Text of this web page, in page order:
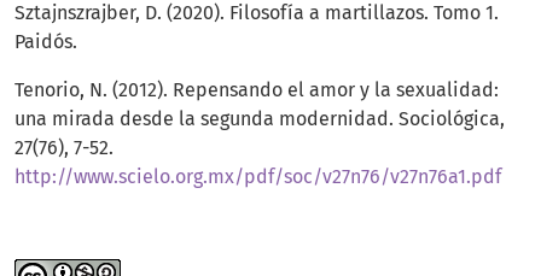
Sztajnszrajber, D. (2020). Filosofía a martillazos. Tomo 1.
Paidós.
Tenorio, N. (2012). Repensando el amor y la sexualidad:
una mirada desde la segunda modernidad. Sociológica,
27(76), 7-52.
http://www.scielo.org.mx/pdf/soc/v27n76/v27n76a1.pdf